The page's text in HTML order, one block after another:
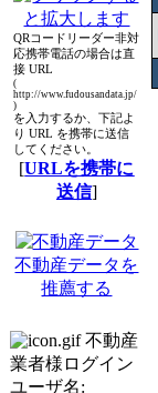
QRコードリーダー非対
応携帯電話の場合は直
接 URL
(
http://www.fudousandata.jp/
)
を入力するか、下記よ
り URL を携帯に送信
してください。
[URLを携帯に
送信]
不動産データを
推薦する
不動産
業者様ログイン
ユーザ名: